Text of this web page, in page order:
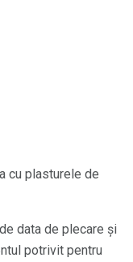
cu plasturele de
data de plecare și
potrivit pentru